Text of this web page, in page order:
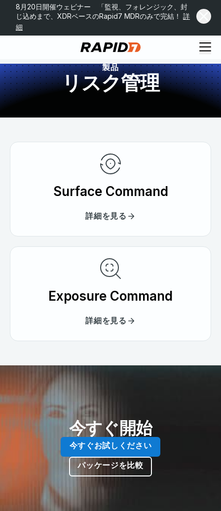
8月20日開催ウェビナー 「監視、フォレンジック、封
じ込めまで、XDRベースのRapid7 MDRのみで完結！ 詳
細
製品
リスク管理
Surface Command
詳細を見る
Exposure Command
詳細を見る
今すぐ開始
今すぐお試しください
パッケージを比較